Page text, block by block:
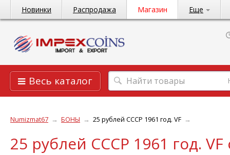
Новинки Распродажа Магазин Еще
Весь каталог
Numizmat67 → БОНЫ → 25 рублей СССР 1961 год. VF →
25 рублей СССР 1961 год.